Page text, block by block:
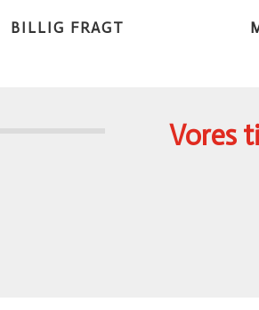
BILLIG FRAGT
Vores